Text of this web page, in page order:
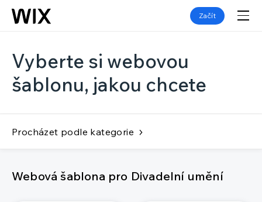
Začít
Vyberte si webovou
šablonu, jakou chcete
Procházet podle kategorie
Webová šablona pro Divadelní umění